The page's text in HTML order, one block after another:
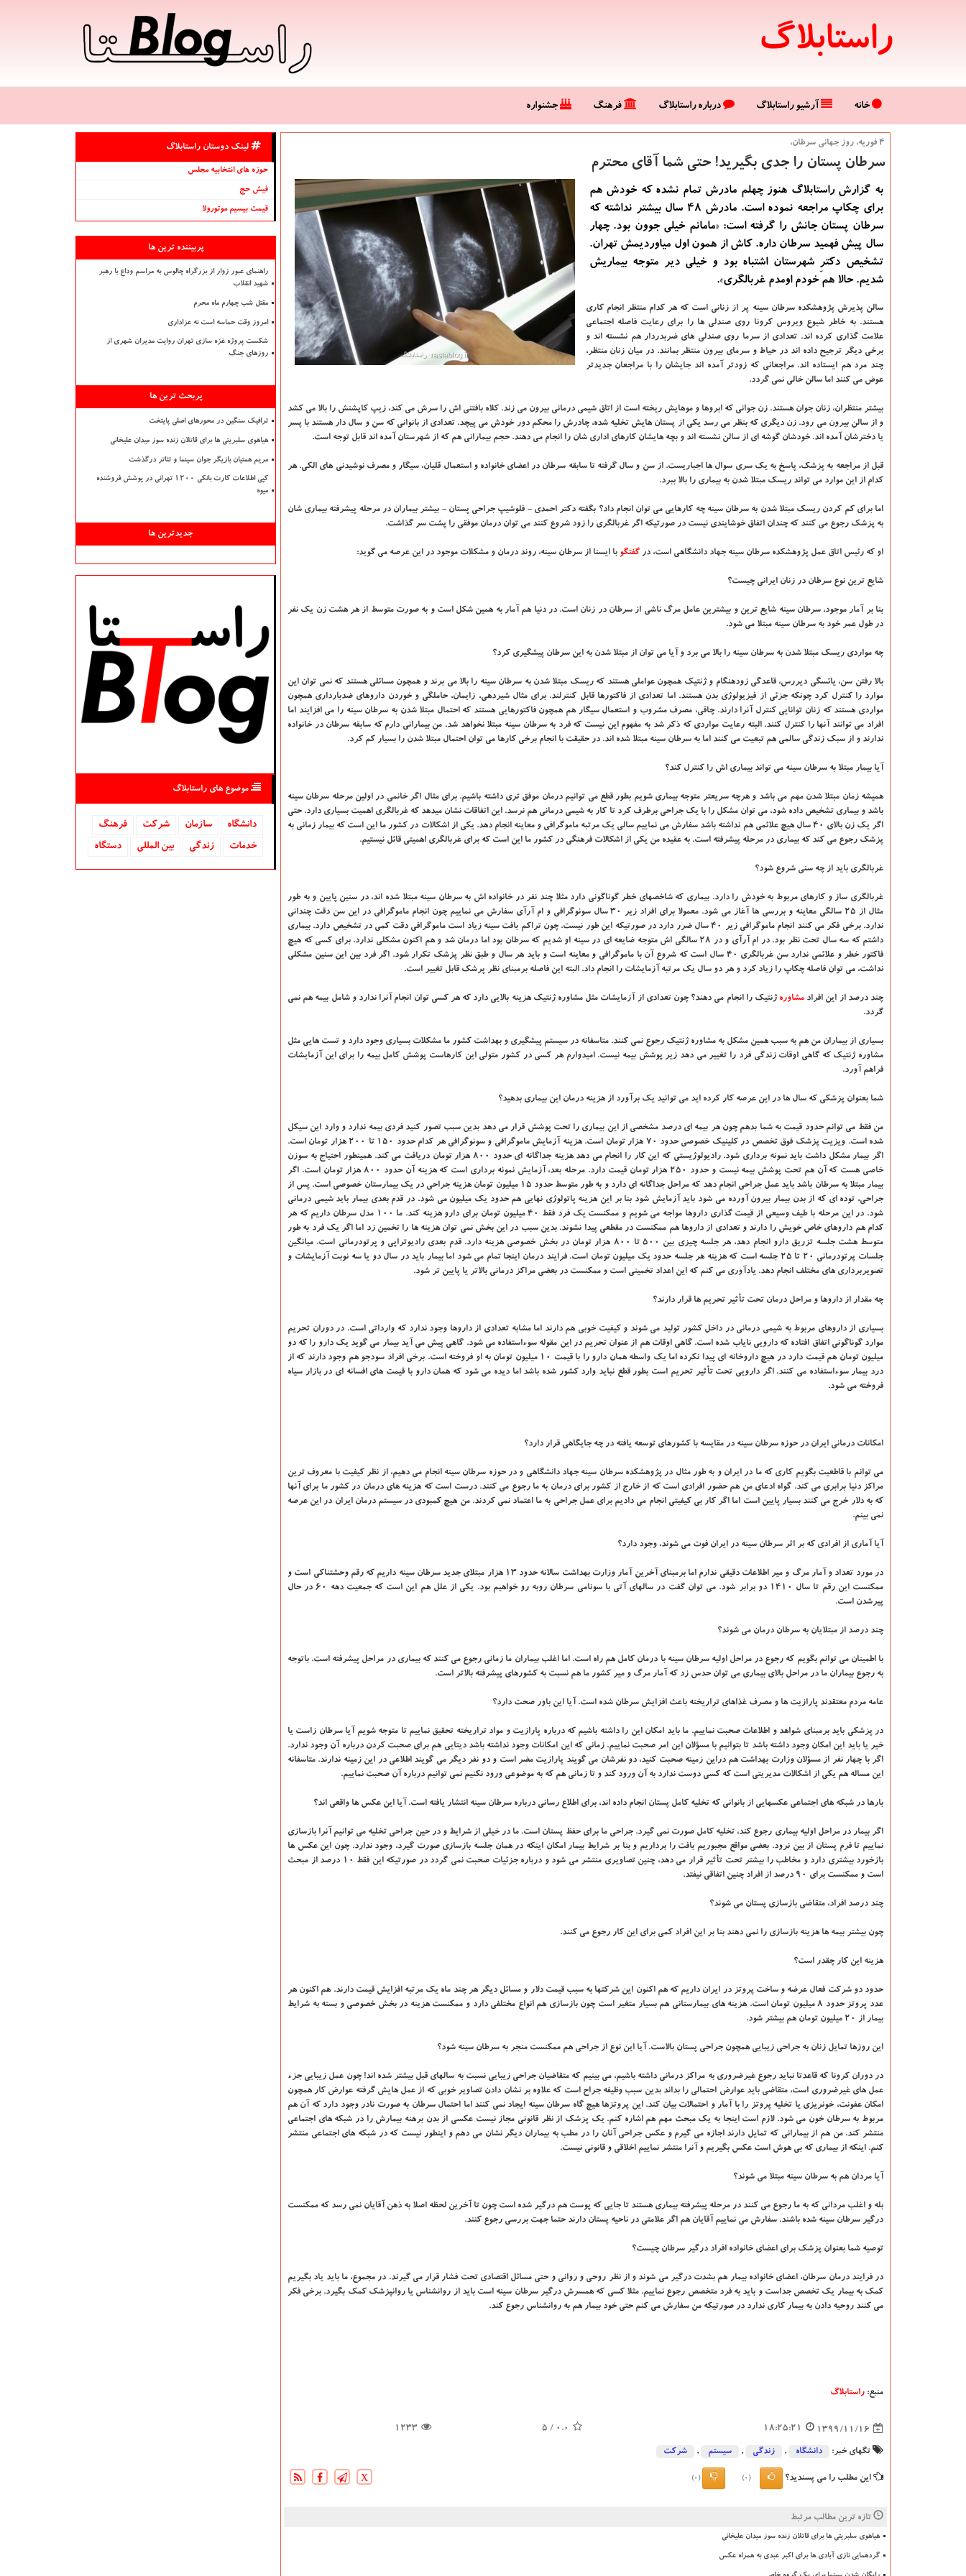
راستابلاگ
خانه آرشیو راستابلاگ درباره راستابلاگ فرهنگ جشنواره
۴ فوریه، روز جهانی سرطان،
سرطان پستان را جدی بگیرید! حتی شما آقای محترم
به گزارش راستابلاگ هنوز چهلم مادرش تمام نشده که خودش هم
برای چکاپ مراجعه نموده است. مادرش ۴۸ سال بیشتر نداشته که
سرطان پستان جانش را گرفته است: «مامانم خیلی جوون بود. چهار
سال پیش فهمید سرطان داره. کاش از همون اول میاوردیمش تهران.
تشخیص دکترِ شهرستان اشتباه بود و خیلی دیر متوجه بیماریش
شدیم. حالا هم خودم اومدم غربالگری».
سالن پذیرش پژوهشکده سرطان سینه پر از زنانی است که هر کدام منتظر انجام کاری
هستند. به خاطر شیوع ویروس کرونا روی صندلی ها را برای رعایت فاصله اجتماعی
علامت گذاری کرده اند. تعدادی از سرما روی صندلی های ضربدردار هم نشسته اند و
برخی دیگر ترجیح داده اند در حیاط و سرمای بیرون منتظر بمانند. در میان زنان منتظر،
چند مرد هم ایستاده اند. مراجعانی که زودتر آمده اند جایشان را با مراجعان جدیدتر
عوض می کنند اما سالن خالی نمی گردد.
بیشتر منتظران، زنان جوان هستند. زن جوانی که ابروها و موهایش ریخته است از اتاق شیمی درمانی بیرون می زند. کلاه بافتنی اش را سرش می کند، زیپ کاپشنش را بالا می کشد
و از سالن بیرون می رود. زن دیگری که بنظر می رسد یکی از پستان هایش تخلیه شده، چادرش را محکم دور خودش می پیچد. تعدادی از بانوانی که سن و سال دار هستند با پسر
یا دخترشان آمده اند. خودشان گوشه ای از سالن نشسته اند و بچه هایشان کارهای اداری شان را انجام می دهند. حجم بیمارانی هم که از شهرستان آمده اند قابل توجه است.
قبل از مراجعه به پزشک، پاسخ به یک سری سوال ها اجباریست. از سن و سال گرفته تا سابقه سرطان در اعضای خانواده و استعمال قلیان، سیگار و مصرف نوشیدنی های الکی. هر
کدام از این موارد می تواند ریسک مبتلا شدن به بیماری را بالا ببرد.
اما برای کم کردن ریسک مبتلا شدن به سرطان سینه چه کارهایی می توان انجام داد؟ بگفته دکتر احمدی - فلوشیپ جراحی پستان - بیشتر بیماران در مرحله پیشرفته بیماری شان
به پزشک رجوع می کنند که چندان اتفاق خوشایندی نیست در صورتیکه اگر غربالگری را زود شروع کنند می توان درمان موفقی را پشت سر گذاشت.
او که رئیس اتاق عمل پژوهشکده سرطان سینه جهاد دانشگاهی است، در گفتگو با ایسنا از سرطان سینه، روند درمان و مشکلات موجود در این عرصه می گوید:
شایع ترین نوع سرطان در زنان ایرانی چیست؟
بنا بر آمار موجود، سرطان سینه شایع ترین و بیشترین عامل مرگ ناشی از سرطان در زنان است. در دنیا هم آمار به همین شکل است و به صورت متوسط از هر هشت زن یک نفر
در طول عمر خود به سرطان سینه مبتلا می شود.
چه مواردی ریسک مبتلا شدن به سرطان سینه را بالا می برد و آیا می توان از مبتلا شدن به این سرطان پیشگیری کرد؟
بالا رفتن سن، یائسگی دیررس، قاعدگی زودهنگام و ژنتیک همچون عواملی هستند که ریسک مبتلا شدن به سرطان سینه را بالا می برند و همچون مسائلی هستند که نمی توان این
موارد را کنترل کرد چونکه جزئی از فیزیولوژی بدن هستند. اما تعدادی از فاکتورها قابل کنترلند. برای مثال شیردهی، زایمان، حاملگی و خوردن داروهای ضدبارداری همچون
مواردی هستند که زنان توانایی کنترل آنرا دارند. چاقی، مصرف مشروب و استعمال سیگار هم همچون فاکتورهایی هستند که احتمال مبتلا شدن به سرطان سینه را می افزایند اما
افراد می توانند آنها را کنترل کنند. البته رعایت مواردی که ذکر شد به مفهوم این نیست که فرد به سرطان سینه مبتلا نخواهد شد. من بیمارانی دارم که سابقه سرطان در خانواده
ندارند و از سبک زندگی سالمی هم تبعیت می کنند اما به سرطان سینه مبتلا شده اند. در حقیقت با انجام برخی کارها می توان احتمال مبتلا شدن را بسیار کم کرد.
آیا بیمار مبتلا به سرطان سینه می تواند بیماری اش را کنترل کند؟
همیشه زمان مبتلا شدن مهم می باشد و هرچه سریعتر متوجه بیماری شویم بطور قطع می توانیم درمان موفق تری داشته باشیم. برای مثال اگر خانمی در اولین مرحله سرطان سینه
باشد و بیماری تشخیص داده شود، می توان مشکل را با یک جراحی برطرف کرد تا کار به شیمی درمانی هم نرسد. این اتفاقات نشان میدهد که غربالگری اهمیت بسیاری دارد. حتی
اگر یک زن بالای ۴۰ سال هیچ علائمی هم نداشته باشد سفارش می نماییم سالی یک مرتبه ماموگرافی و معاینه انجام دهد. یکی از اشکالات در کشور ما این است که بیمار زمانی به
پزشک رجوع می کند که بیماری در مرحله پیشرفته است. به عقیده من یکی از اشکالات فرهنگی در کشور ما این است که برای غربالگری اهمیتی قائل نیستیم.
غربالگری باید از چه سنی شروع شود؟
غربالگری ساز و کارهای مربوط به خودش را دارد. بیماری که شاخصهای خطر گوناگونی دارد مثلا چند نفر در خانواده اش به سرطان سینه مبتلا شده اند، در سنین پایین و به طور
مثال از ۲۵ سالگی معاینه و بررسی ها آغاز می شود. معمولا برای افراد زیر ۳۰ سال سونوگرافی و ام آرآی سفارش می نماییم چون انجام ماموگرافی در این سن دقت چندانی
ندارد. برخی فکر می کنند انجام ماموگرافی زیر ۴۰ سال ضرر دارد در صورتیکه این طور نیست. چون تراکم بافت سینه زیاد است ماموگرافی دقت کمی در تشخیص دارد. بیماری
داشتم که سه سال تحت نظر بود. در ام آرآی و در ۲۸ سالگی اش متوجه ضایعه ای در سینه او شدیم که سرطان بود اما درمان شد و هم اکنون مشکلی ندارد. برای کسی که هیچ
فاکتور خطر و علائمی ندارد سن غربالگری ۴۰ سال است که شروع آن با ماموگرافی و معاینه است و باید هر سال و طبق نظر پزشک تکرار شود. اگر فرد بین این سنین مشکلی
نداشت، می توان فاصله چکاپ را زیاد کرد و هر دو سال یک مرتبه آزمایشات را انجام داد. البته این فاصله برمبنای نظر پرشک قابل تغییر است.
چند درصد از این افراد مشاوره ژنتیک را انجام می دهند؟ چون تعدادی از آزمایشات مثل مشاوره ژنتیک هزینه بالایی دارد که هر کسی توان انجام آنرا ندارد و شامل بیمه هم نمی
گردد.
بسیاری از بیماران من هم به سبب همین مشکل به مشاوره ژنتیک رجوع نمی کنند. متاسفانه در سیستم پیشگیری و بهداشت کشور ما مشکلات بسیاری وجود دارد و تست هایی مثل
مشاوره ژنتیک که گاهی اوقات زندگی فرد را تغییر می دهد زیر پوشش بیمه نیست. امیدوارم هر کسی در کشور متولی این کارهاست پوشش کامل بیمه را برای این آزمایشات
فراهم آورد.
شما بعنوان پزشکی که سال ها در این عرصه کار کرده اید می توانید یک برآورد از هزینه درمان این بیماری بدهید؟
من فقط می توانم حدود قیمت به شما بدهم چون هر بیمه ای درصد مشخصی از این بیماری را تحت پوشش قرار می دهد بدین سبب تصور کنید فردی بیمه ندارد و وارد این سیکل
شده است. ویزیت پزشک فوق تخصص در کلینیک خصوصی حدود ۷۰ هزار تومان است. هزینه آزمایش ماموگرافی و سونوگرافی هر کدام حدود ۱۵۰ تا ۲۰۰ هزار تومان است.
اگر بیمار مشکل داشت باید نمونه برداری شود. رادیولوژیستی که این کار را انجام می دهد هزینه جداگانه ای حدود ۸۰۰ هزار تومان دریافت می کند. همینطور احتیاج به سوزن
خاصی هست که آن هم تحت پوشش بیمه نیست و حدود ۲۵۰ هزار تومان قیمت دارد. مرحله بعد، آزمایش نمونه برداری است که هزینه آن حدود ۸۰۰ هزار تومان است. اگر
بیمار مبتلا به سرطان باشد باید عمل جراحی انجام دهد که مراحل جداگانه ای دارد و به طور متوسط حدود ۱۵ میلیون تومان هزینه جراحی در یک بیمارستان خصوصی است. پس از
جراحی، توده ای که از بدن بیمار بیرون آورده می شود باید آزمایش شود بنا بر این هزینه پاتولوژی نهایی هم حدود یک میلیون می شود. در قدم بعدی بیمار باید شیمی درمانی
شود. در این مرحله با طیف وسیعی از قیمت گذاری داروها مواجه می شویم و ممکنست یک فرد فقط ۴۰ میلیون تومان برای دارو هزینه کند. ما ۱۰۰ مدل سرطان داریم که هر
کدام هم داروهای خاص خویش را دارند و تعدادی از داروها هم ممکنست در مقطعی پیدا نشوند. بدین سبب در این بخش نمی توان هزینه ها را تخمین زد اما اگر یک فرد به طور
متوسط هشت جلسه تزریق دارو انجام دهد، هر جلسه چیزی بین ۵۰۰ تا ۸۰۰ هزار تومان در بخش خصوصی هزینه دارد. قدم بعدی رادیوتراپی و پرتودرمانی است. میانگین
جلسات پرتودرمانی ۲۰ تا ۲۵ جلسه است که هزینه هر جلسه حدود یک میلیون تومان است. فرایند درمان اینجا تمام می شود اما بیمار باید در سال دو یا سه نوبت آزمایشات و
تصویربرداری های مختلف انجام دهد. یادآوری می کنم که این اعداد تخمینی است و ممکنست در بعضی مراکز درمانی بالاتر یا پایین تر شود.
چه مقدار از داروها و مراحل درمان تحت تأثیر تحریم ها قرار دارند؟
بسیاری از داروهای مربوط به شیمی درمانی در داخل کشور تولید می شوند و کیفیت خوبی هم دارند اما مشابه تعدادی از داروها وجود ندارد که وارداتی است. در دوران تحریم
موارد گوناگونی اتفاق افتاده که دارویی نایاب شده است. گاهی اوقات هم از عنوان تحریم در این مقوله سوءاستفاده می شود. گاهی پیش می آید بیمار می گوید یک دارو را که دو
میلیون تومان هم قیمت دارد در هیچ داروخانه ای پیدا نکرده اما یک واسطه همان دارو را با قیمت ۱۰ میلیون تومان به او فروخته است. برخی افراد سودجو هم وجود دارند که از
درد بیمار سوءاستفاده می کنند. اگر دارویی تحت تأثیر تحریم است بطور قطع نباید وارد کشور شده باشد اما دیده می شود که همان دارو با قیمت های افسانه ای در بازار سیاه
فروخته می شود.
امکانات درمانی ایران در حوزه سرطان سینه در مقایسه با کشورهای توسعه یافته در چه جایگاهی قرار دارد؟
می توانم با قاطعیت بگویم کاری که ما در ایران و به طور مثال در پژوهشکده سرطان سینه جهاد دانشگاهی و در حوزه سرطان سینه انجام می دهیم، از نظر کیفیت با معروف ترین
مراکز دنیا برابری می کند. گواه ادعای من هم حضور افرادی است که از خارج از کشور برای درمان به ما رجوع می کنند. درست است که هزینه های درمان در کشور ما برای آنها
که به دلار خرج می کنند بسیار پایین است اما اگر کار بی کیفیتی انجام می دادیم برای عمل جراحی به ما اعتماد نمی کردند. من هیچ کمبودی در سیستم درمان ایران در این عرصه
نمی بینم.
آیا آماری از افرادی که بر اثر سرطان سینه در ایران فوت می شوند، وجود دارد؟
در مورد تعداد و آمار مرگ و میر اطلاعات دقیقی ندارم اما برمبنای آخرین آمار وزارت بهداشت سالانه حدود ۱۳ هزار مبتلای جدید سرطان سینه داریم که رقم وحشتناکی است و
ممکنست این رقم تا سال ۱۴۱۰ دو برابر شود. می توان گفت در سالهای آتی با سونامی سرطان روبه رو خواهیم بود. یکی از علل هم این است که جمعیت دهه ۶۰ در حال
پیرشدن است.
چند درصد از مبتلایان به سرطان درمان می شوند؟
با اطمینان می توانم بگویم که رجوع در مراحل اولیه سرطان سینه با درمان کامل هم راه است. اما اغلب بیماران ما زمانی رجوع می کنند که بیماری در مراحل پیشرفته است. باتوجه
به رجوع بیماران ما در مراحل بالای بیماری می توان حدس زد که آمار مرگ و میر کشور ما هم نسبت به کشورهای پیشرفته بالاتر است.
عامه مردم معتقدند پارازیت ها و مصرف غذاهای تراریخته باعث افزایش سرطان شده است. آیا این باور صحت دارد؟
در پزشکی باید برمبنای شواهد و اطلاعات صحبت نماییم. ما باید امکان این را داشته باشیم که درباره پارازیت و مواد تراریخته تحقیق نماییم تا متوجه شویم آیا سرطان زاست یا
خیر یا باید این امکان وجود داشته باشد تا بتوانیم با مسؤلان این امر صحبت نماییم. زمانی که این امکانات وجود نداشته باشد دیتایی هم برای صحبت کردن درباره آن وجود ندارد.
اگر با چهار نفر از مسؤلان وزارت بهداشت هم دراین زمینه صحبت کنید، دو نفرشان می گویند پارازیت مضر است و دو نفر دیگر می گویند اطلاعی در این زمینه ندارند. متاسفانه
این مساله هم یکی از اشکالات مدیریتی است که کسی دوست ندارد به آن ورود کند و تا زمانی هم که به موضوعی ورود نکنیم نمی توانیم درباره آن صحبت نماییم.
بارها در شبکه های اجتماعی عکسهایی از بانوانی که تخلیه کامل پستان انجام داده اند، برای اطلاع رسانی درباره سرطان سینه انتشار یافته است. آیا این عکس ها واقعی اند؟
اگر بیمار در مراحل اولیه بیماری رجوع کند، تخلیه کامل صورت نمی گیرد. جراحی ما برای حفظ پستان است. ما در خیلی از شرایط و در حین جراحی تخلیه می توانیم آنرا بازسازی
نماییم تا فرم پستان از بین نرود. بعضی مواقع مجبوریم بافت را برداریم و بنا بر شرایط بیمار امکان اینکه در همان جلسه بازسازی صورت گیرد، وجود ندارد. چون این عکس ها
بازخورد بیشتری دارد و مخاطب را بیشتر تحت تأثیر قرار می دهد، چنین تصاویری منتشر می شود و درباره جزئیات صحبت نمی گردد در صورتیکه این فقط ۱۰ درصد از مبحث
است و ممکنست برای ۹۰ درصد از افراد چنین اتفاقی نیفتد.
چند درصد افراد، متقاضی بازسازی پستان می شوند؟
چون بیشتر بیمه ها هزینه بازسازی را نمی دهند بنا بر این افراد کمی برای این کار رجوع می کنند.
هزینه این کار چقدر است؟
حدود دو شرکت فعال عرضه و ساخت پروتز در ایران داریم که هم اکنون این شرکتها به سبب قیمت دلار و مسائل دیگر هر چند ماه یک مرتبه افزایش قیمت دارند. هم اکنون هر
عدد پروتز حدود ۸ میلیون تومان است. هزینه های بیمارستانی هم بسیار متغیر است چون بازسازی هم انواع مختلفی دارد و ممکنست هزینه در بخش خصوصی و بسته به شرایط
بیمار از ۲۰ میلیون تومان هم بیشتر شود.
این روزها تمایل زنان به جراحی زیبایی همچون جراحی پستان بالاست. آیا این نوع از جراحی هم ممکنست منجر به سرطان سینه شود؟
در دوران کرونا که قاعدتا نباید رجوع غیرضروری به مراکز درمانی داشته باشیم، می بینیم که متقاضیان جراحی زیبایی نسبت به سالهای قبل بیشتر شده اند! چون عمل زیبایی جزء
عمل های غیرضروری است، متقاضی باید عوارض احتمالی را بداند بدین سبب وظیفه جراح است که علاوه بر نشان دادن تصاویر خوبی که از عمل هایش گرفته عوارض کار همچون
امکان عفونت، خونریزی یا تخلیه پروتز را با آمار و احتمالات بیان کند. این پروتزها هیچ گاه سرطان سینه ایجاد نمی کنند اما احتمال سرطان به صورت نادر وجود دارد که آن هم
مربوط به سرطان خون می شود. لازم است اینجا به یک مبحث مهم هم اشاره کنم. یک پزشک از نظر قانونی مجاز نیست عکسی از بدن برهنه بیمارش را در شبکه های اجتماعی
منتشر کند. من هم از بیمارانی که تمایل دارند اجازه می گیرم و عکس جراحی آنان را در مطب به بیماران دیگر نشان می دهم و اینطور نیست که در شبکه های اجتماعی منتشر
کنم. اینکه از بیماری که بی هوش است عکس بگیریم و آنرا منتشر نماییم اخلاقی و قانونی نیست.
آیا مردان هم به سرطان سینه مبتلا می شوند؟
بله و اغلب مردانی که به ما رجوع می کنند در مرحله پیشرفته بیماری هستند تا جایی که پوست هم درگیر شده است چون تا آخرین لحظه اصلا به ذهن آقایان نمی رسد که ممکنست
درگیر سرطان سینه شده باشند. سفارش می نماییم آقایان هم اگر علامتی در ناحیه پستان دارند حتما جهت بررسی رجوع کنند.
توصیه شما بعنوان پزشک برای اعضای خانواده افراد درگیر سرطان چیست؟
در فرایند درمان سرطان، اعضای خانواده بیمار هم بشدت درگیر می شوند و از نظر روحی و روانی و حتی مسائل اقتصادی تحت فشار قرار می گیرند. در مجموع، ما باید یاد بگیریم
کمک به بیمار یک تخصص جداست و باید به فرد متخصص رجوع نماییم. مثلا کسی که همسرش درگیر سرطان سینه است باید از روانشناس یا روانپزشک کمک بگیرد. برخی فکر
می کنند روحیه دادن به بیمار کاری ندارد در صورتیکه من سفارش می کنم حتی خود بیمار هم به روانشناس رجوع کند.
منبع: راستابلاگ
1399/11/16
18:25:21
0.0
/ 5
1233
تگهای خبر: دانشگاه‌ , زندگی , سیستم , شركت
این مطلب را می پسندید؟ (0)
(0)
X
تازه ترین مطالب مرتبط
هیاهوی سلبریتی ها برای قاتلان زنده سوز میدان علیخانی
گردهمایی نازی آبادی ها برای اکبر عبدی به همراه عکس
لینک دوستان راستابلاگ
حوزه های انتخابیه مجلس
فیش حج
قیمت بیسیم موتورولا
پربیننده ترین ها
راهنمای عبور زوار از بزرگراه چالوس به مراسم وداع با رهبر
شهید انقلاب
مقتل شب چهارم ماه محرم
امروز وقت حماسه است نه عزاداری
شکست پروژه غزه سازی تهران روایت مدیران شهری از
روزهای جنگ
پربحث ترین ها
ترافیک سنگین در محورهای اصلی پایتخت
هیاهوی سلبریتی ها برای قاتلان زنده سوز میدان علیخانی
مریم همتیان بازیگر جوان سینما و تئاتر درگذشت
کپی اطلاعات کارت بانکی ۱۲۰۰ تهرانی در پوشش فروشنده
میوه
جدیدترین ها
موضوع های راستابلاگ
دانشگاه‌ سازمان شركت
فرهنگ
خدمات
زندگی بین المللی دستگاه